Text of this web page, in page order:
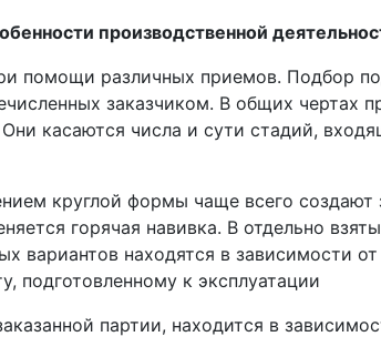
производственной
помощи различных приемов. Подбор
заказчиком. В общих чертах
касаются числа и сути стадий,
круглой формы чаще всего создают
горячая навивка. В отдельно
находятся в зависимости
подготовленному к эксплуатации
партии, находится в